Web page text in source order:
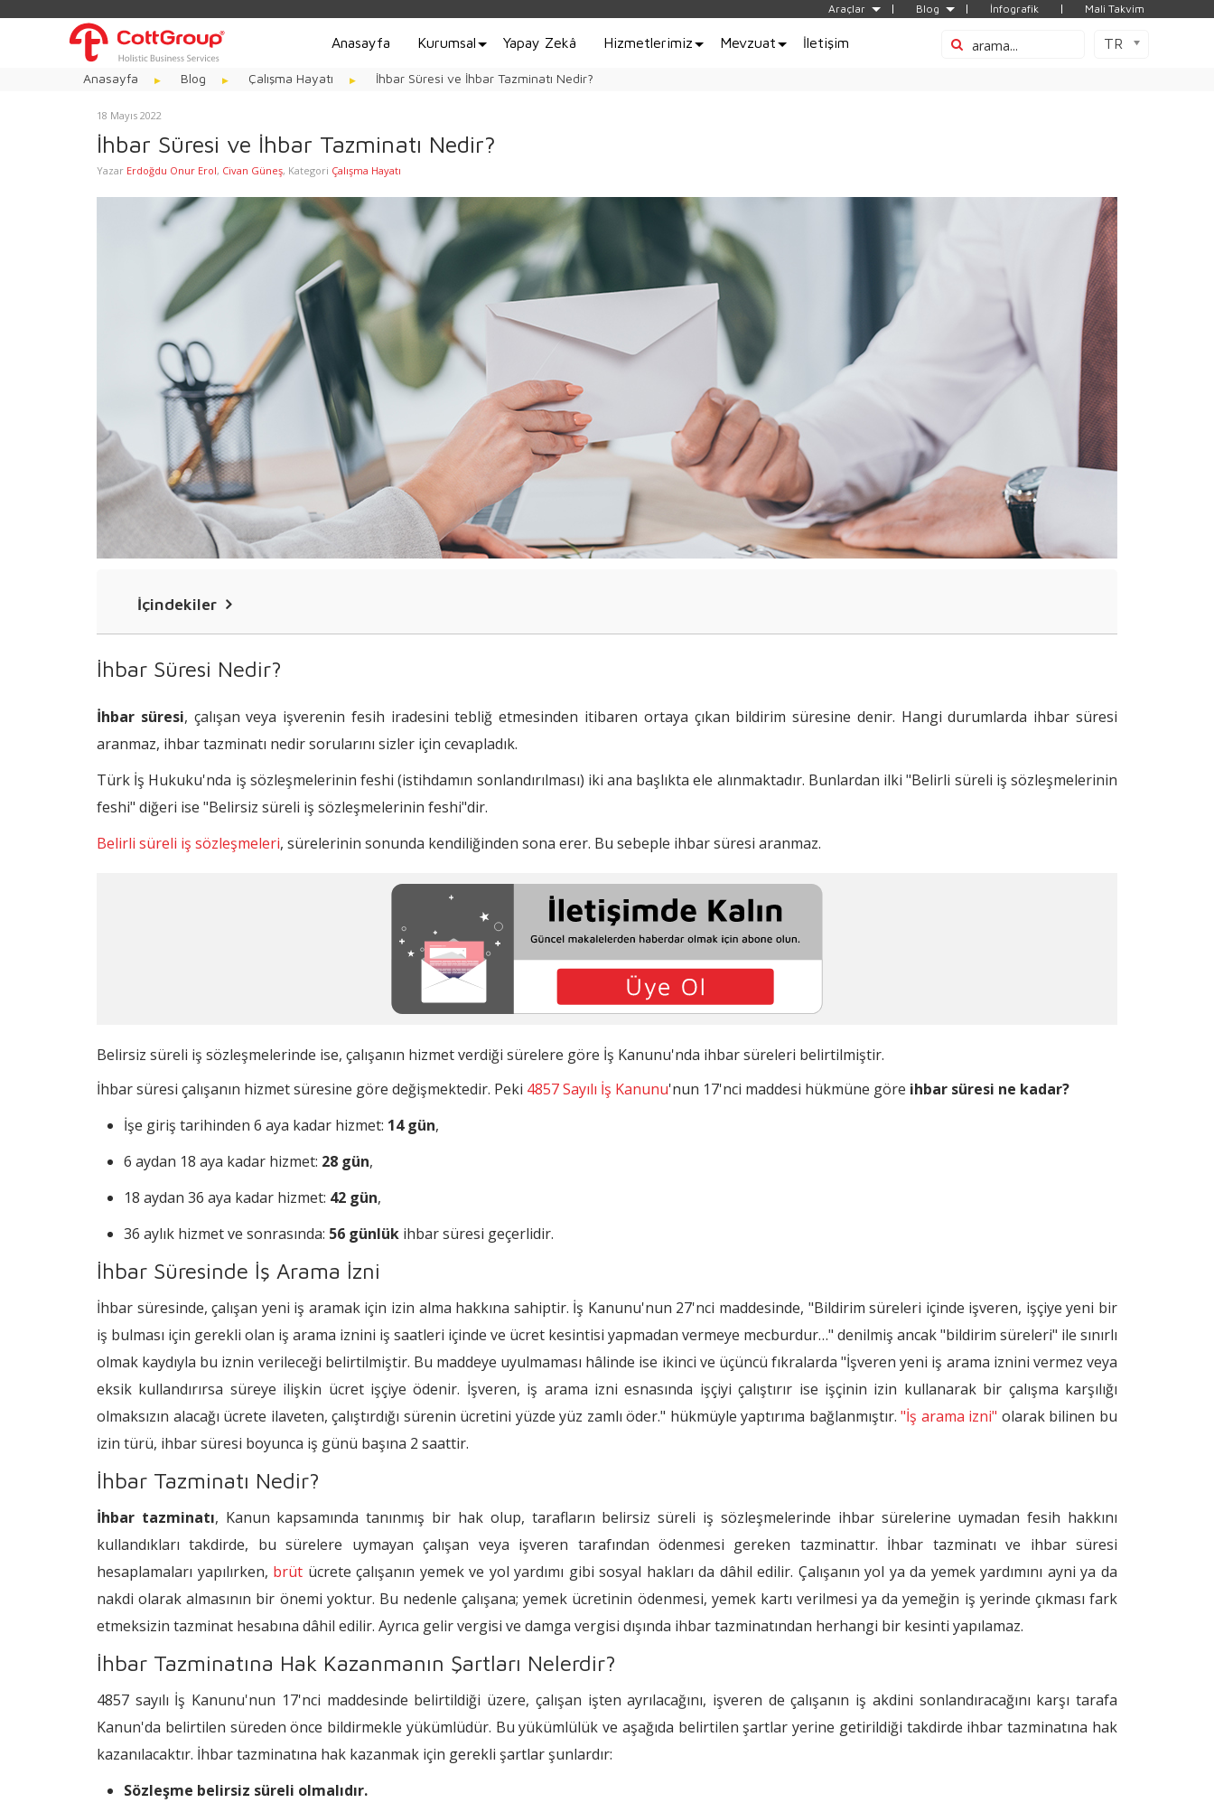
Araçlar Blog İnfografik Mali Takvim
Anasayfa Kurumsal Yapay Zekâ Hizmetlerimiz Mevzuat İletişim TR
Anasayfa Blog Çalışma Hayatı İhbar Süresi ve İhbar Tazminatı Nedir?
18 Mayıs 2022
İhbar Süresi ve İhbar Tazminatı Nedir?
Yazar Erdoğdu Onur Erol, Civan Güneş, Kategori Çalışma Hayatı
İçindekiler
İhbar Tazminatı Nedir?
İhbar Tazminatına Hak Kazanmanın Şartları Nelerdir?
İhbar Süresi Nedir?
İhbar süresi, çalışan veya işverenin fesih iradesini tebliğ etmesinden itibaren ortaya çıkan bildirim süresine denir. Hangi durumlarda ihbar süresi
aranmaz, ihbar tazminatı nedir sorularını sizler için cevapladık.
Türk İş Hukuku'nda iş sözleşmelerinin feshi (istihdamın sonlandırılması) iki ana başlıkta ele alınmaktadır. Bunlardan ilki "Belirli süreli iş sözleşmelerinin
feshi" diğeri ise "Belirsiz süreli iş sözleşmelerinin feshi"dir.
Belirli süreli iş sözleşmeleri, sürelerinin sonunda kendiliğinden sona erer. Bu sebeple ihbar süresi aranmaz.
Belirsiz süreli iş sözleşmelerinde ise, çalışanın hizmet verdiği sürelere göre İş Kanunu'nda ihbar süreleri belirtilmiştir.
İhbar süresi çalışanın hizmet süresine göre değişmektedir. Peki 4857 Sayılı İş Kanunu'nun 17'nci maddesi hükmüne göre ihbar süresi ne kadar?
İşe giriş tarihinden 6 aya kadar hizmet: 14 gün,
6 aydan 18 aya kadar hizmet: 28 gün,
18 aydan 36 aya kadar hizmet: 42 gün,
36 aylık hizmet ve sonrasında: 56 günlük ihbar süresi geçerlidir.
İhbar Süresinde İş Arama İzni
İhbar süresinde, çalışan yeni iş aramak için izin alma hakkına sahiptir. İş Kanunu'nun 27'nci maddesinde, "Bildirim süreleri içinde işveren, işçiye yeni bir
iş bulması için gerekli olan iş arama iznini iş saatleri içinde ve ücret kesintisi yapmadan vermeye mecburdur…" denilmiş ancak "bildirim süreleri" ile sınırlı
olmak kaydıyla bu iznin verileceği belirtilmiştir. Bu maddeye uyulmaması hâlinde ise ikinci ve üçüncü fıkralarda "İşveren yeni iş arama iznini vermez veya
eksik kullandırırsa süreye ilişkin ücret işçiye ödenir. İşveren, iş arama izni esnasında işçiyi çalıştırır ise işçinin izin kullanarak bir çalışma karşılığı
olmaksızın alacağı ücrete ilaveten, çalıştırdığı sürenin ücretini yüzde yüz zamlı öder." hükmüyle yaptırıma bağlanmıştır."İş arama izni" olarak bilinen bu
izin türü, ihbar süresi boyunca iş günü başına 2 saattir.
İhbar Tazminatı Nedir?
İhbar tazminatı, Kanun kapsamında tanınmış bir hak olup, tarafların belirsiz süreli iş sözleşmelerinde ihbar sürelerine uymadan fesih hakkını
kullandıkları takdirde, bu sürelere uymayan çalışan veya işveren tarafından ödenmesi gereken tazminattır. İhbar tazminatı ve ihbar süresi
hesaplamaları yapılırken, brüt ücrete çalışanın yemek ve yol yardımı gibi sosyal hakları da dâhil edilir. Çalışanın yol ya da yemek yardımını ayni ya da
nakdi olarak almasının bir önemi yoktur. Bu nedenle çalışana; yemek ücretinin ödenmesi, yemek kartı verilmesi ya da yemeğin iş yerinde çıkması fark
etmeksizin tazminat hesabına dâhil edilir. Ayrıca gelir vergisi ve damga vergisi dışında ihbar tazminatından herhangi bir kesinti yapılamaz.
İhbar Tazminatına Hak Kazanmanın Şartları Nelerdir?
4857 sayılı İş Kanunu'nun 17'nci maddesinde belirtildiği üzere, çalışan işten ayrılacağını, işveren de çalışanın iş akdini sonlandıracağını karşı tarafa
Kanun'da belirtilen süreden önce bildirmekle yükümlüdür. Bu yükümlülük ve aşağıda belirtilen şartlar yerine getirildiği takdirde ihbar tazminatına hak
kazanılacaktır. İhbar tazminatına hak kazanmak için gerekli şartlar şunlardır:
Sözleşme belirsiz süreli olmalıdır.